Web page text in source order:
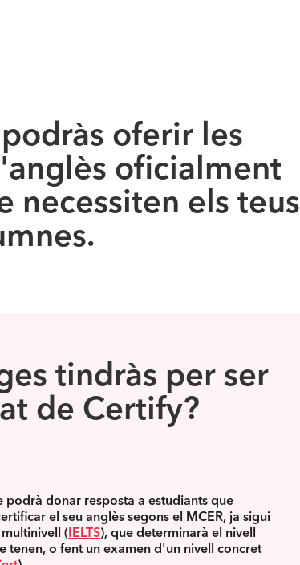
oferir les
oficialment
necessiten els teus
tindràs per ser
de Certify?
podrà donar resposta a estudiants que
el seu anglès segons el MCER, ja sigui
( IELTS), que determinarà el nivell
tenen, o fent un examen d'un nivell concret